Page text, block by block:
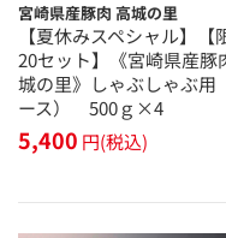
宮崎県産豚肉 高城の里
【夏休みスペシャル】【
20セット】《宮崎県産豚
城の里》しゃぶしゃぶ用
ース） 500ｇ×4
5,400 円(税込)